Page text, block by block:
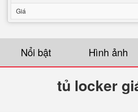
Giá
Nổi bật Hình ảnh
tủ locker